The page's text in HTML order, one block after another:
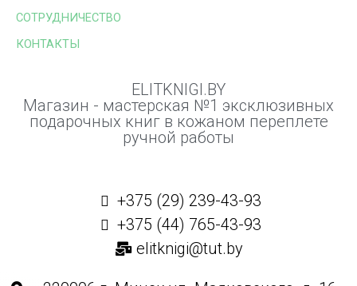
СОТРУДНИЧЕСТВО
КОНТАКТЫ
ELITKNIGI.BY
Магазин - мастерская №1 эксклюзивных
подарочных книг в кожаном переплете
ручной работы
+375 (29) 239-43-93
+375 (44) 765-43-93
elitknigi@tut.by